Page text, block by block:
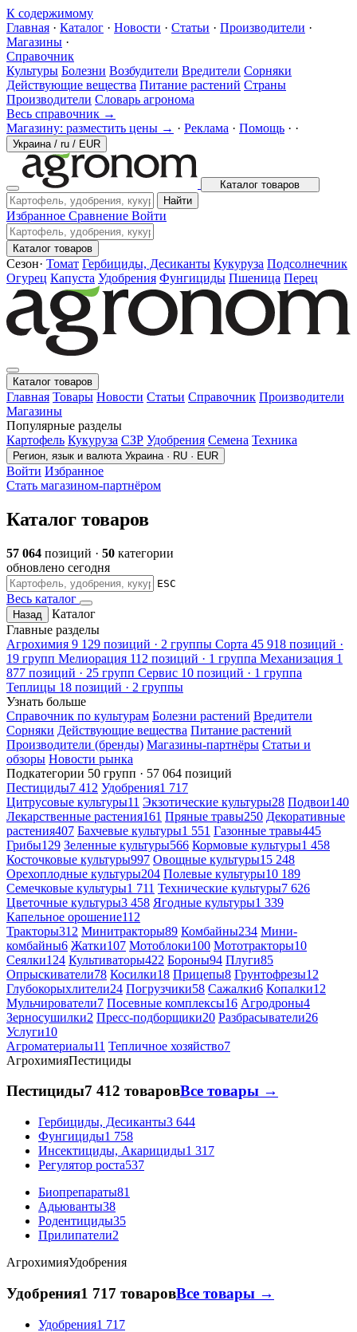
К содержимому
Главная · Каталог · Новости · Статьи · Производители ·
Магазины ·
Справочник
Культуры Болезни Возбудители Вредители Сорняки
Действующие вещества Питание растений Страны
Производители Словарь агронома
Весь справочник →
Магазину: разместить цены → · Реклама · Помощь · ·
Украина / ru / EUR
Каталог товаров
Найти
Избранное Сравнение Войти
Каталог товаров
Сезон· Томат Гербициды, Десиканты Кукуруза Подсолнечник
Огурец Капуста Удобрения Фунгициды Пшеница Перец
Каталог товаров
Главная Товары Новости Статьи Справочник Производители
Магазины
Популярные разделы
Картофель Кукуруза СЗР Удобрения Семена Техника
Регион, язык и валюта Украина · RU · EUR
Войти Избранное
Стать магазином-партнёром
Каталог товаров
57 064 позиций · 50 категории
обновлено сегодня
ESC
Весь каталог
Назад
Каталог
Главные разделы
Агрохимия 9 129 позиций · 2 группы Сорта 45 918 позиций ·
19 групп Мелиорация 112 позиций · 1 группа Механизация 1
877 позиций · 25 групп Сервис 10 позиций · 1 группа
Теплицы 18 позиций · 2 группы
Узнать больше
Справочник по культурам Болезни растений Вредители
Сорняки Действующие вещества Питание растений
Производители (бренды) Магазины-партнёры Статьи и
обзоры Новости рынка
Подкатегории 50 групп · 57 064 позиций
Пестициды7 412 Удобрения1 717
Цитрусовые культуры11 Экзотические культуры28 Подвои140
Лекарственные растения161 Пряные травы250 Декоративные
растения407 Бахчевые культуры1 551 Газонные травы445
Грибы129 Зеленные культуры566 Кормовые культуры1 458
Косточковые культуры997 Овощные культуры15 248
Орехоплодные культуры204 Полевые культуры10 189
Семечковые культуры1 711 Технические культуры7 626
Цветочные культуры3 458 Ягодные культуры1 339
Капельное орошение112
Тракторы312 Минитракторы89 Комбайны234 Мини-
комбайны6 Жатки107 Мотоблоки100 Мототракторы10
Сеялки124 Культиваторы422 Бороны94 Плуги85
Опрыскиватели78 Косилки18 Прицепы8 Грунтофрезы12
Глубокорыхлители24 Погрузчики58 Сажалки6 Копалки12
Мульчирователи7 Посевные комплексы16 Агродроны4
Зерносушилки2 Пресс-подборщики20 Разбрасыватели26
Услуги10
Агроматериалы11 Тепличное хозяйство7
АгрохимияПестициды
Пестициды7 412 товаровВсе товары →
Гербициды, Десиканты3 644
Фунгициды1 758
Инсектициды, Акарициды1 317
Регулятор роста537
Биопрепараты81
Адьюванты38
Родентициды35
Прилипатели2
АгрохимияУдобрения
Удобрения1 717 товаровВсе товары →
Удобрения1 717